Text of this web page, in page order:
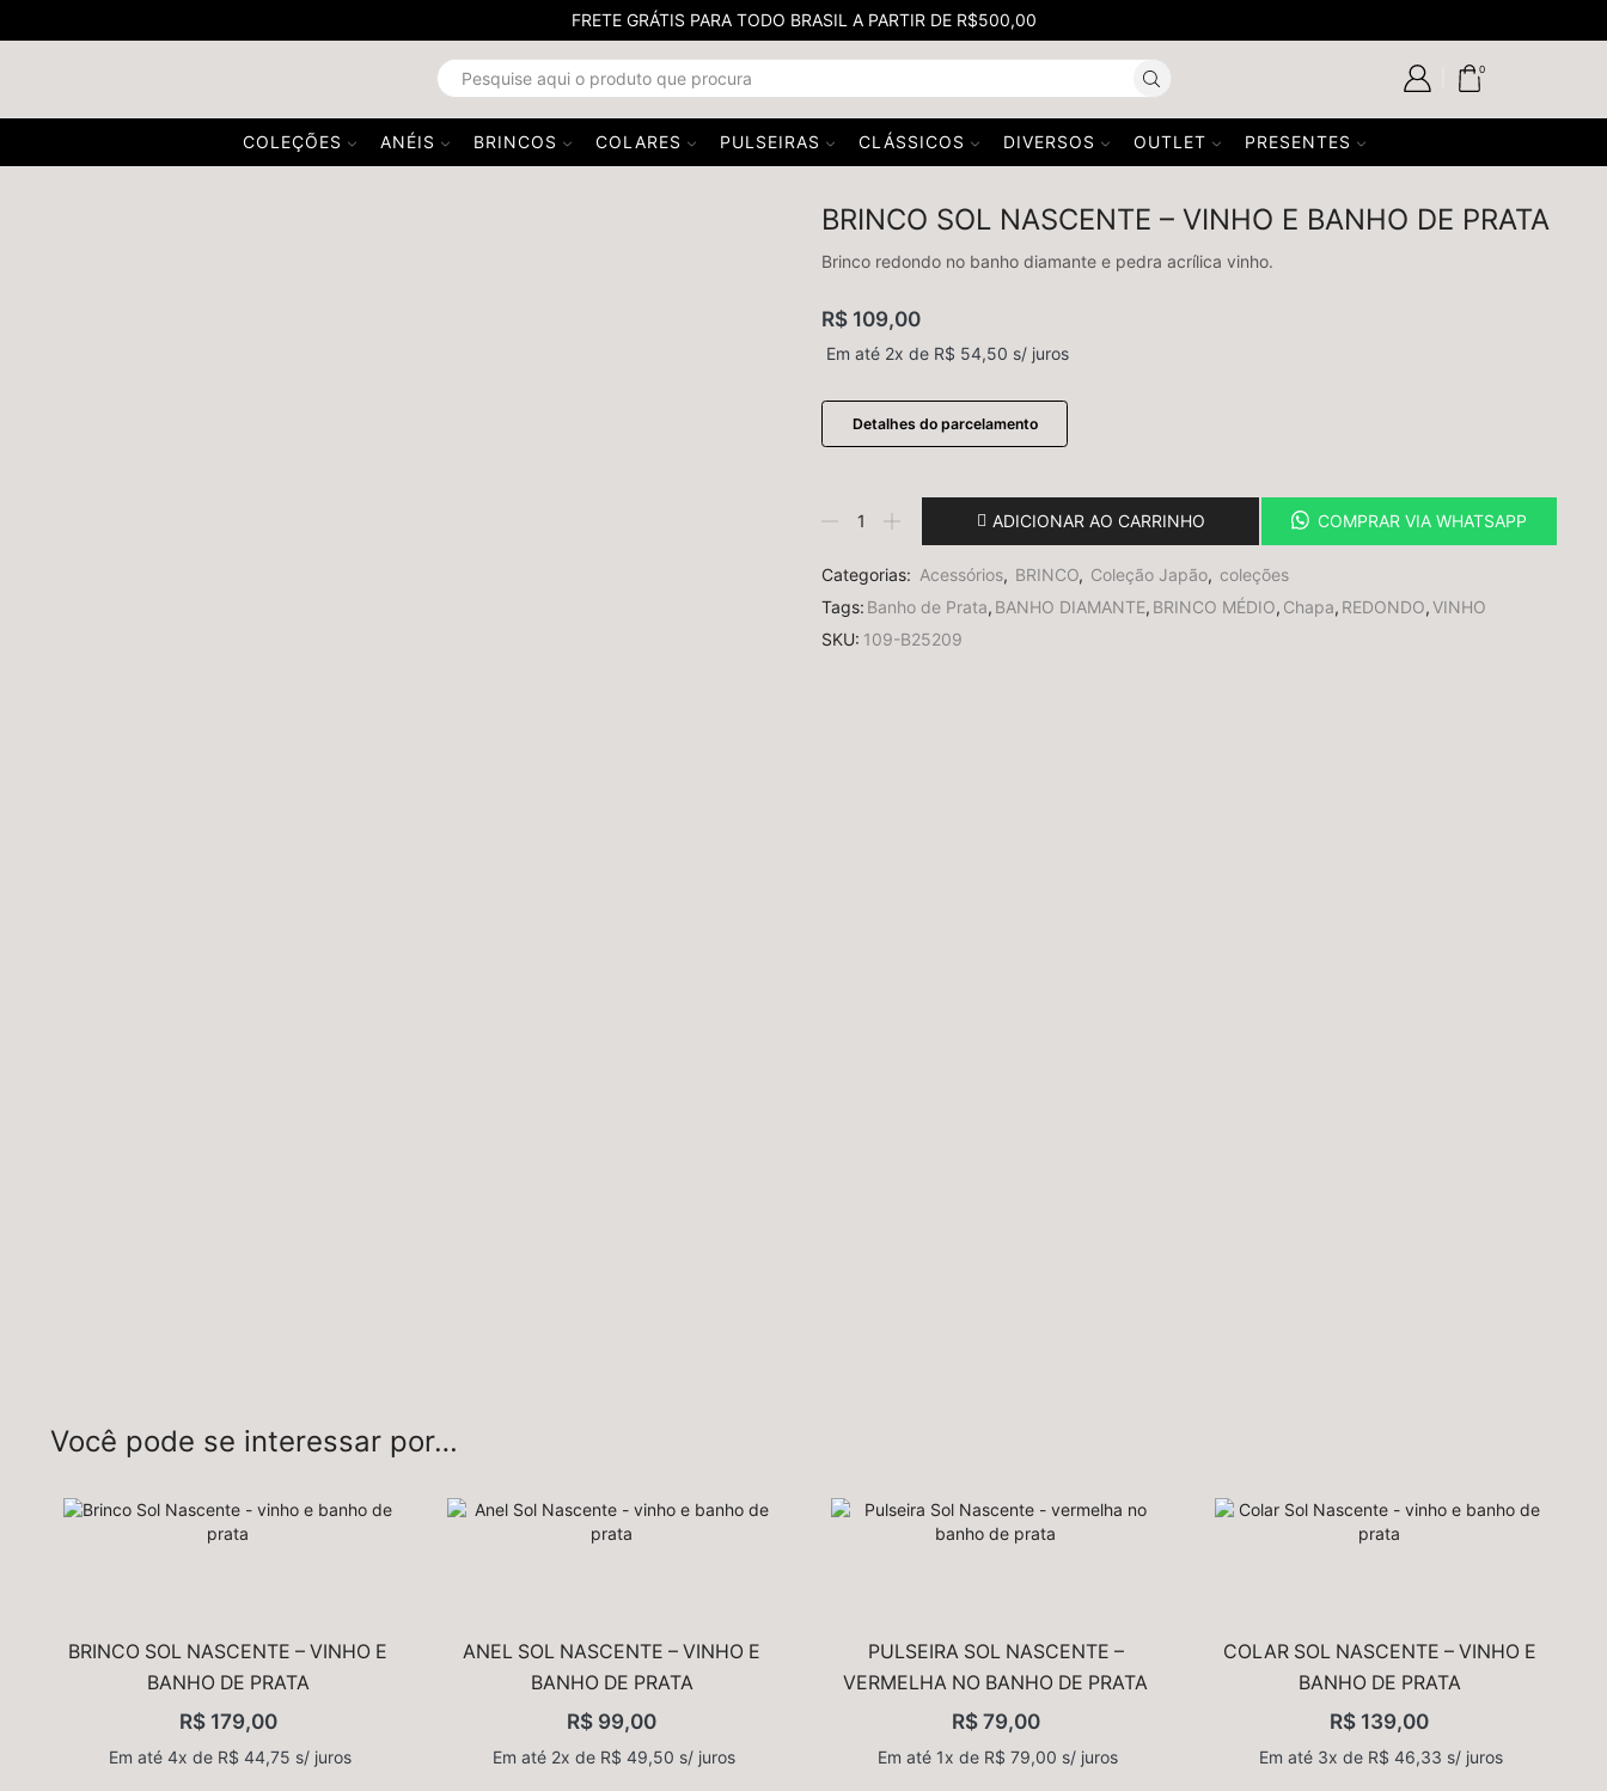
FRETE GRÁTIS PARA TODO BRASIL A PARTIR DE R$500,00
0
COLEÇÕES ANÉIS BRINCOS COLARES PULSEIRAS CLÁSSICOS DIVERSOS OUTLET PRESENTES
BRINCO SOL NASCENTE – VINHO E BANHO DE PRATA
Brinco redondo no banho diamante e pedra acrílica vinho.
R$ 109,00
Em até 2x de R$ 54,50 s/ juros
Detalhes do parcelamento
ADICIONAR AO CARRINHO COMPRAR VIA WHATSAPP
Categorias: Acessórios, BRINCO, Coleção Japão, coleções
Tags: Banho de Prata, BANHO DIAMANTE, BRINCO MÉDIO, Chapa, REDONDO,VINHO
SKU: 109-B25209
Você pode se interessar por…
BRINCO SOL NASCENTE – VINHO E
BANHO DE PRATA
R$179,00
Em até 4x de R$ 44,75 s/ juros
ANEL SOL NASCENTE – VINHO E
BANHO DE PRATA
R$ 99,00
Em até 2x de R$ 49,50 s/ juros
PULSEIRA SOL NASCENTE –
VERMELHA NO BANHO DE PRATA
R$79,00
Em até 1x de R$ 79,00 s/ juros
COLAR SOL NASCENTE – VINHO E
BANHO DE PRATA
R$ 139,00
Em até 3x de R$ 46,33 s/ juros